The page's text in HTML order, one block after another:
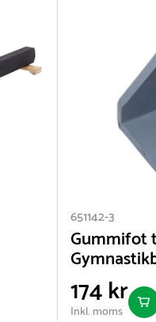
651142-3
Gummifot
174 kr
Inkl. moms